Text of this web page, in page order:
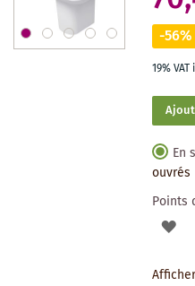
-56%
19%
En
ouvrés
Points